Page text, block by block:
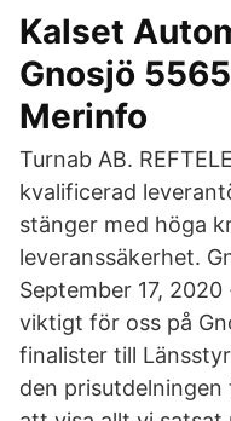
Kalset
Gnosjö
Merinfo
Turnab AB.
kvalificerad
stänger med höga
leveranssäkerhet.
September 17,
viktigt för oss på
finalister till
den